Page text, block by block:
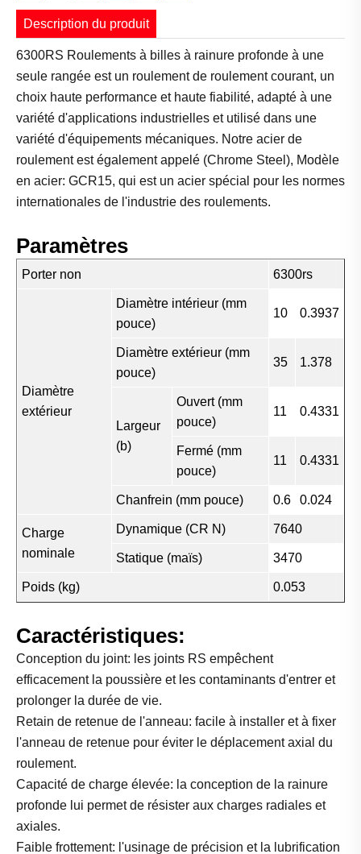
Description du produit
6300RS Roulements à billes à rainure profonde à une
seule rangée est un roulement de roulement courant, un
choix haute performance et haute fiabilité, adapté à une
variété d'applications industrielles et utilisé dans une
variété d'équipements mécaniques. Notre acier de
roulement est également appelé (Chrome Steel), Modèle
en acier: GCR15, qui est un acier spécial pour les normes
internationales de l'industrie des roulements.
Paramètres
Porter non 6300rs
Diamètre
extérieur
Diamètre intérieur (mm
pouce)
10 0.3937
Diamètre extérieur (mm
pouce)
35 1.378
Largeur
(b)
Ouvert (mm
pouce)
11 0.4331
Fermé (mm
pouce)
11 0.4331
Chanfrein (mm pouce) 0.6 0.024
Charge
nominale
Dynamique (CR N) 7640
Statique (maïs) 3470
Poids (kg) 0.053
Caractéristiques:
Conception du joint: les joints RS empêchent
efficacement la poussière et les contaminants d'entrer et
prolonger la durée de vie.
Retain de retenue de l'anneau: facile à installer et à fixer
l'anneau de retenue pour éviter le déplacement axial du
roulement.
Capacité de charge élevée: la conception de la rainure
profonde lui permet de résister aux charges radiales et
axiales.
Faible frottement: l'usinage de précision et la lubrification